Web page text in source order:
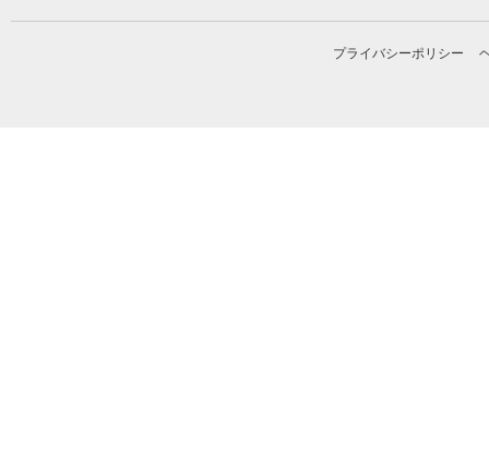
プライバシーポリシー